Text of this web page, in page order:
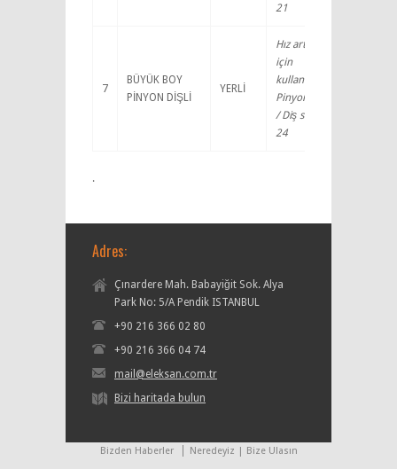
21
7
BÜYÜK BOY
PİNYON DİŞLİ
YERLİ
Hız artırımı
için
kullanılan
Pinyon Dişli
/ Diş sayısı :
24
.
Adres:
Çınardere Mah. Babayiğit Sok. Alya
Park No: 5/A Pendik ISTANBUL
+90 216 366 02 80
+90 216 366 04 74
mail@eleksan.com.tr
Bizi haritada bulun
Bizden Haberler
Neredeyiz | Bize Ulasın